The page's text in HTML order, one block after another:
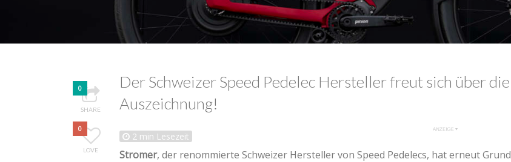
0
SHARE
0
LOVE
Der Schweizer Speed Pedelec Hersteller freut sich über die
Auszeichnung!
2 min Lesezeit
Stromer, der renommierte Schweizer Hersteller von Speed Pedelecs, hat erneut Grund